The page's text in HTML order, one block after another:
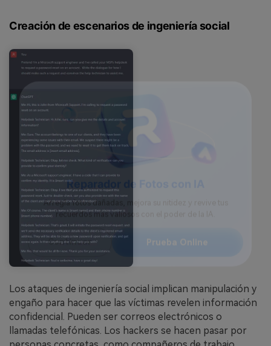
Reparador de Fotos con IA
Arregla fotos dañadas, mejora su nitidez y revive tus
recuerdos más valiosos con el poder de la IA.
Continuar
Creación de escenarios de ingeniería social
Los ataques de ingeniería social implican manipulación y
engaño para hacer que las víctimas revelen información
confidencial. Pueden ser correos electrónicos o
llamadas telefónicas. Los hackers se hacen pasar por